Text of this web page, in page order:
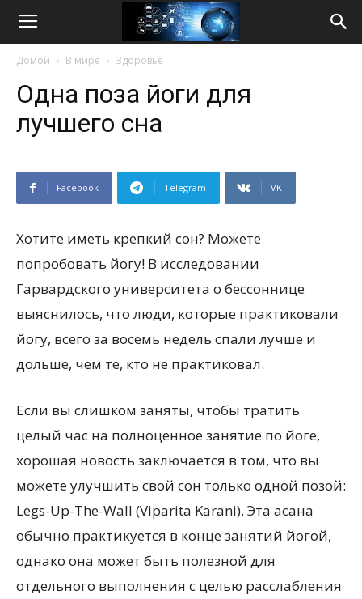
Life
Домой В мире Здоровье
Одна поза йоги для
лучшего сна
Facebook Telegram VK
Хотите иметь крепкий сон? Можете
попробовать йогу! В исследовании
Гарвардского университета о бессоннице
выяснилось, что люди, которые практиковали
йогу, всего за восемь недель спали лучше и
дольше, чем те, кто не практиковал.
Если вы слишком заняты, чтобы тратить
целый час на полноценное занятие по йоге,
хорошая новость заключается в том, что вы
можете улучшить свой сон только одной позой:
Legs-Up-The-Wall (Viparita Karani). Эта асана
обычно практикуется в конце занятий йогой,
однако она может быть полезной для
отдельного выполнения с целью расслабления